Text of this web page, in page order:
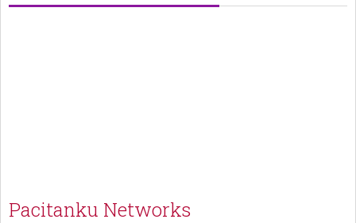
Pacitanku Networks